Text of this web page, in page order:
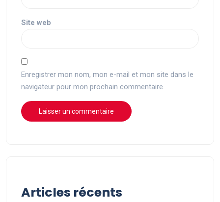
Site web
Enregistrer mon nom, mon e-mail et mon site dans le
navigateur pour mon prochain commentaire.
Articles récents